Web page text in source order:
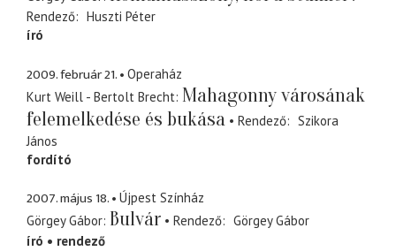
Rendező
Huszti Péter
író
2009. február 21.
Operaház
Kurt Weill - Bertolt Brecht Mahagonny városának
felemelkedése és bukása
Rendező
Szikora
János
fordító
2007. május 18.
Újpest Színház
Görgey Gábor Bulvár Rendező
Görgey Gábor
író
rendező